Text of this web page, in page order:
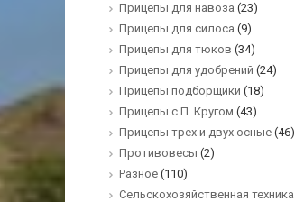
Прицепы для навоза (23)
Прицепы для силоса (9)
Прицепы для тюков (34)
Прицепы для удобрений (24)
Прицепы подборщики (18)
Прицепы с П. Кругом (43)
Прицепы трех и двух осные (46)
Противовесы (2)
Разное (110)
Сельскохозяйственная техника